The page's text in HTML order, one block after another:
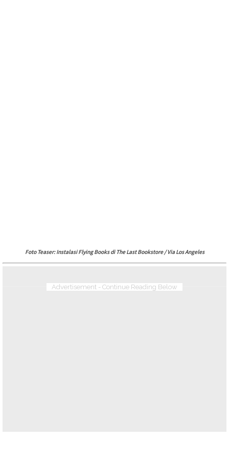
Foto Teaser: Instalasi Flying Books di The Last Bookstore / Via Los Angeles
Advertisement - Continue Reading Below